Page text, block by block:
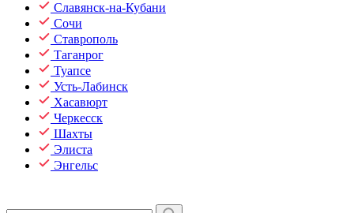
Славянск-на-Кубани
Сочи
Ставрополь
Таганрог
Туапсе
Усть-Лабинск
Хасавюрт
Черкесск
Шахты
Элиста
Энгельс